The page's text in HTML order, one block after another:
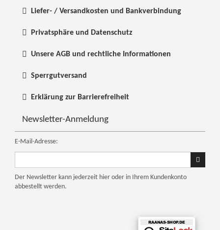
Liefer- / Versandkosten und Bankverbindung
Privatsphäre und Datenschutz
Unsere AGB und rechtliche Informationen
Sperrgutversand
Erklärung zur Barrierefreiheit
Newsletter-Anmeldung
E-Mail-Adresse:
E-
Mail
Adresse
Der Newsletter kann jederzeit hier oder in Ihrem Kundenkonto
abbestellt werden.